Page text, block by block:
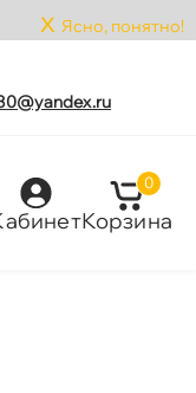
x Ясно, понятно!
0
Корзина